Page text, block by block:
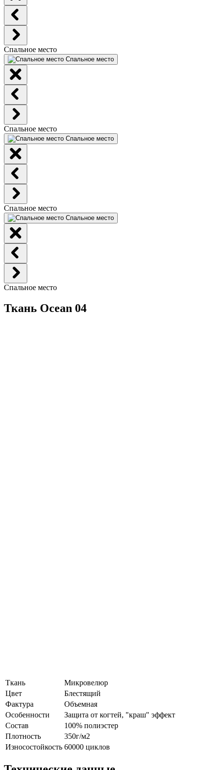
Спальное место
Спальное место
Спальное место
Спальное место
Спальное место
Спальное место
Спальное место
Ткань Ocean 04
Ткань
Микровелюр
Цвет
Блестящий
Фактура
Объемная
Особенности
Защита от когтей, "краш" эффект
Состав
100% полиэстер
Плотность
350г/м2
Износостойкость 60000 циклов